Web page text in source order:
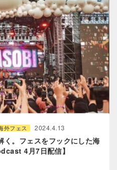
外フェス 2024.4.13
。フェスをフックにした海
4月7日配信】